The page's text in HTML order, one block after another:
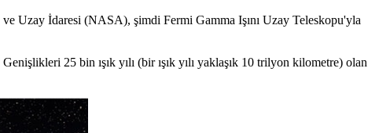
Uzay İdaresi (NASA), şimdi Fermi Gamma Işını Uzay Teleskopu'yla
25 bin ışık yılı (bir ışık yılı yaklaşık 10 trilyon kilometre) olan